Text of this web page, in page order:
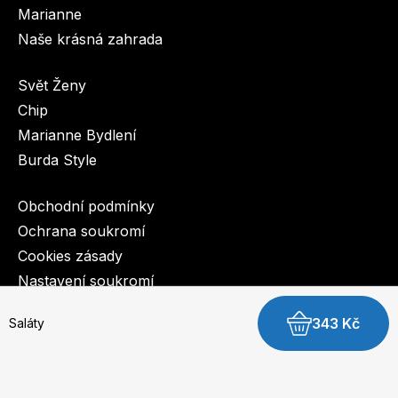
Saláty 343 Kč
Marianne
Naše krásná zahrada
Svět Ženy
Chip
Marianne Bydlení
Burda Style
Obchodní podmínky
Ochrana soukromí
Cookies zásady
Nastavení soukromí
© 2003-2026 BurdaMedia Extra s.r.o.